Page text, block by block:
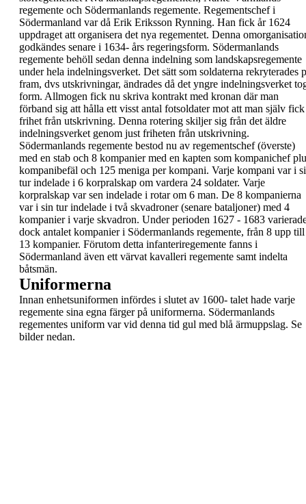
regemente och Södermanlands regemente. Regementschef i
Södermanland var då Erik Eriksson Rynning. Han fick år 1624
uppdraget att organisera det nya regementet. Denna
godkändes senare i 1634- års regeringsform. Södermanlands
regemente behöll sedan denna indelning som landskapsregemente
under hela indelningsverket. Det sätt som soldaterna rekryterades
fram, dvs utskrivningar, ändrades då det yngre indelningsverket
form. Allmogen fick nu skriva kontrakt med kronan där man
förband sig att hålla ett visst antal fotsoldater mot att man själv fick
frihet från utskrivning. Denna rotering skiljer sig från det äldre
indelningsverket genom just friheten från utskrivning.
Södermanlands regemente bestod nu av regementschef (överste)
med en stab och 8 kompaniermed en kapten som kompanichef
kompanibefäl och 125 meniga per kompani. Varje kompani var i
tur indelade i 6 korpralskap om vardera 24 soldater. Varje
korpralskap var sen indelade i rotar om 6 man. De 8 kompanierna
var i sin tur indelade i två skvadroner (senare bataljoner) med 4
kompanier i varje skvadron. Under perioden 1627 - 1683
dock antalet kompanier i Södermanlands regemente, från 8 upp till
13 kompanier. Förutom detta infanteriregemente fanns i
Södermanland även ett värvat kavalleri regemente samt indelta
båtsmän.
Uniformerna
Innan enhetsuniformen infördes i slutet av 1600- talet hade varje
regemente sina egna färger på uniformerna. Södermanlands
regementes uniform var vid denna tid gul med blå ärmuppslag. Se
bildernedan.